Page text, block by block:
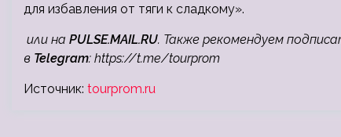
для избавления от тяги к сладкому».
или на PULSE.MAIL.RU. Также рекомендуем
в Telegram: https://t.me/tourprom
Источник: tourprom.ru